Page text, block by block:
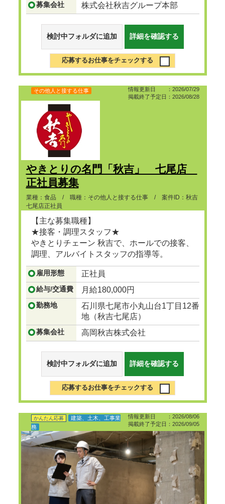
募集会社 株式会社秋吉グループ本部
検討中フォルダに追加 詳細を確認する
応募するお仕事をチェックする
情報更新日 ：2026/07/29
掲載終了予定日：2026/08/28
その他人と接する仕事
やきとりの名門「秋吉」 七尾店
正社員募集
業種：食品 / 職種：その他人と接する仕事 / 案件ID：秋吉
七尾店正社員
【主な募集職種】
★接客・調理スタッフ★
やきとりチェーン 秋吉で、ホールでの接客、
調理、アルバイトスタッフの指導等。
...つづきを見る
雇用形態 正社員
給与/交通費 月給180,000円
勤務地
石川県七尾市小丸山台1丁目12番
地（秋吉七尾店）
募集会社 高岡秋吉株式会社
検討中フォルダに追加 詳細を確認する
応募するお仕事をチェックする
情報更新日 ：2026/08/06
掲載終了予定日：2026/09/05
かんたん応募
建築、土木、工事業
務